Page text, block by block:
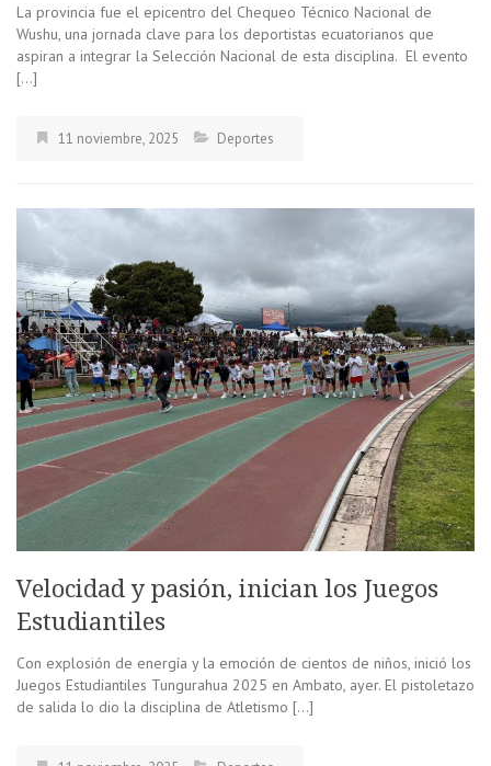
La provincia fue el epicentro del Chequeo Técnico Nacional de
Wushu, una jornada clave para los deportistas ecuatorianos que
aspiran a integrar la Selección Nacional de esta disciplina. El evento
[…]
11 noviembre, 2025 Deportes
Velocidad y pasión, inician los Juegos
Estudiantiles
Con explosión de energía y la emoción de cientos de niños, inició los
Juegos Estudiantiles Tungurahua 2025 en Ambato, ayer. El pistoletazo
de salida lo dio la disciplina de Atletismo […]